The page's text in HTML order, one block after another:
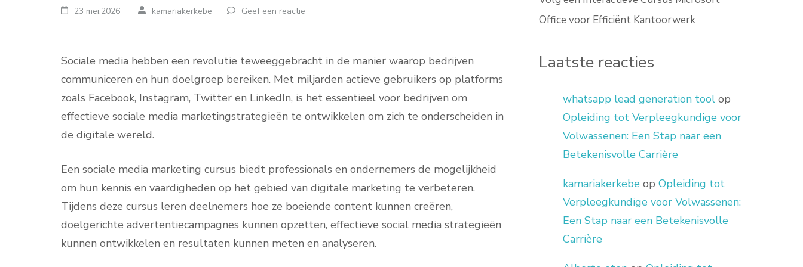
23 mei,2026 kamariakerkebe Geef een reactie
Sociale media hebben een revolutie teweeggebracht in de manier waarop bedrijven
communiceren en hun doelgroep bereiken. Met miljarden actieve gebruikers op platforms
zoals Facebook, Instagram, Twitter en LinkedIn, is het essentieel voor bedrijven om
effectieve sociale media marketingstrategieën te ontwikkelen om zich te onderscheiden in
de digitale wereld.
Een sociale media marketing cursus biedt professionals en ondernemers de mogelijkheid
om hun kennis en vaardigheden op het gebied van digitale marketing te verbeteren.
Tijdens deze cursus leren deelnemers hoe ze boeiende content kunnen creëren,
doelgerichte advertentiecampagnes kunnen opzetten, effectieve social media strategieën
kunnen ontwikkelen en resultaten kunnen meten en analyseren.
Office voor Efficiënt Kantoorwerk
Laatste reacties
whatsapp lead generation tool op
Opleiding tot Verpleegkundige voor
Volwassenen: Een Stap naar een
Betekenisvolle Carrière
kamariakerkebe opOpleiding tot
Verpleegkundige voor Volwassenen:
Een Stap naar een Betekenisvolle
Carrière